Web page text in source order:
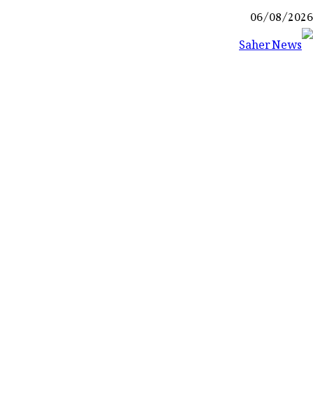
Skip
to
06/08/2026